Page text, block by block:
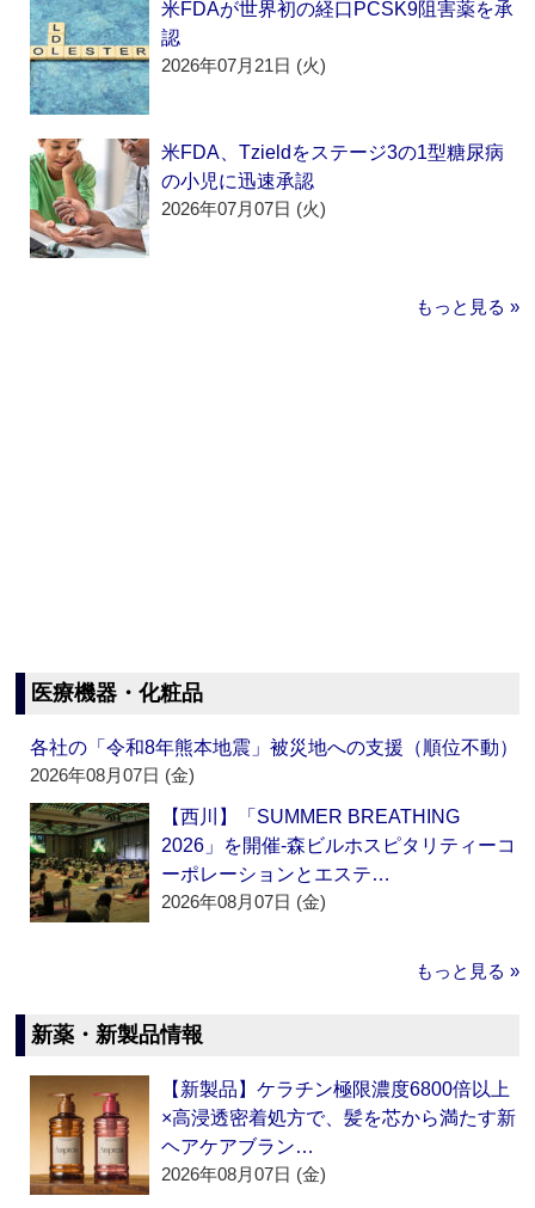
米FDAが世界初の経口PCSK9阻害薬を承
認
2026年07月21日 (火)
米FDA、Tzieldをステージ3の1型糖尿病
の小児に迅速承認
2026年07月07日 (火)
もっと見る »
医療機器・化粧品
各社の「令和8年熊本地震」被災地への支援（順位不動）
2026年08月07日 (金)
【西川】「SUMMER BREATHING
2026」を開催‐森ビルホスピタリティーコ
ーポレーションとエステ…
2026年08月07日 (金)
もっと見る »
新薬・新製品情報
【新製品】ケラチン極限濃度6800倍以上
×高浸透密着処方で、髪を芯から満たす新
ヘアケアブラン…
2026年08月07日 (金)